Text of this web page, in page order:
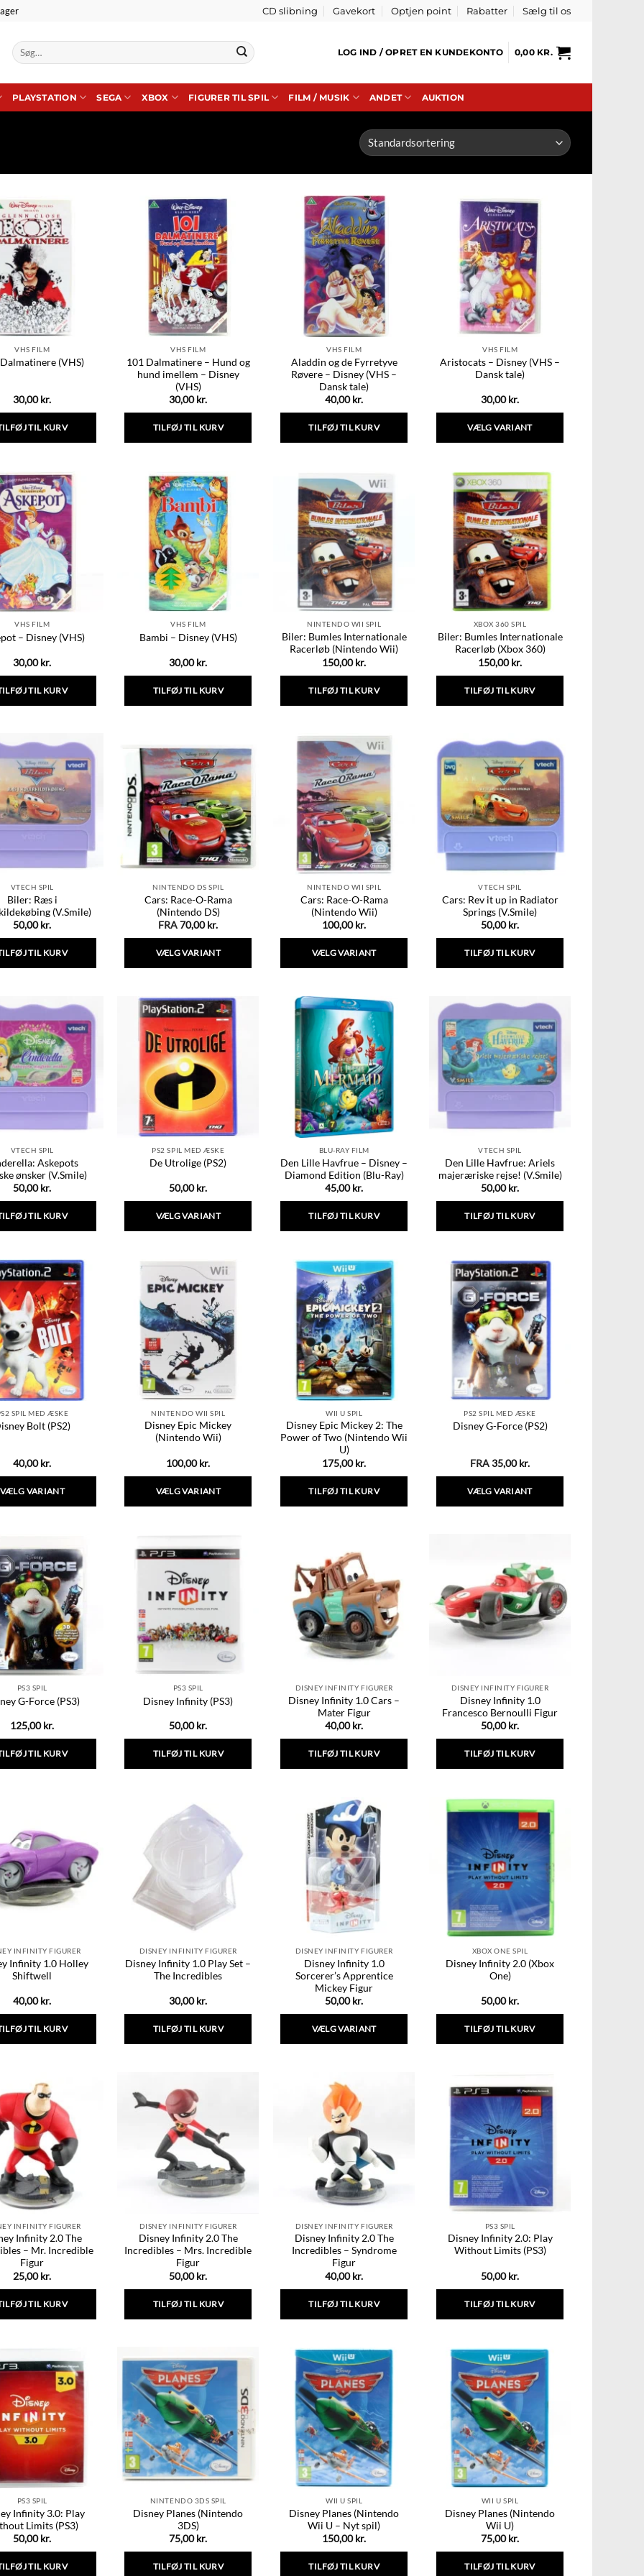
CD slibning Gavekort Optjen point Rabatter Sælg til os
Søg
efter:
LOG IND / OPRET EN KUNDEKONTO 0,00 KR.
PLAYSTATION SEGA XBOX FIGURER TIL SPIL FILM / MUSIK ANDET AUKTION
VHS FILM
(VHS)
30,00kr.
TIL KURV
VHS FILM
101 Dalmatinere – Hund og
hund imellem – Disney
(VHS)
30,00kr.
TILFØJ TIL KURV
VHS FILM
Aladdin og de Fyrretyve
Røvere – Disney (VHS –
Dansk tale)
40,00kr.
TILFØJ TIL KURV
VHS FILM
Aristocats – Disney (VHS –
Dansk tale)
30,00kr.
VÆLG VARIANT
har
flere
varianter.
Mulighederne
kan
vælges
på
varesiden
VHS FILM
– Disney (VHS)
30,00kr.
TIL KURV
VHS FILM
Bambi – Disney (VHS)
30,00kr.
TILFØJ TIL KURV
NINTENDO WII SPIL
Biler: Bumles Internationale
Racerløb (Nintendo Wii)
150,00kr.
TILFØJ TIL KURV
XBOX 360 SPIL
Biler: Bumles Internationale
Racerløb (Xbox 360)
150,00kr.
TILFØJ TIL KURV
VTECH SPIL
Biler: Ræs i
(V.Smile)
50,00kr.
TIL KURV
NINTENDO DS SPIL
Cars: Race-O-Rama
(Nintendo DS)
FRA70,00kr.
VÆLG VARIANT
har
flere
varianter.
Mulighederne
kan
vælges
på
varesiden
NINTENDO WII SPIL
Cars: Race-O-Rama
(Nintendo Wii)
100,00kr.
VÆLG VARIANT
har
flere
varianter.
Mulighederne
kan
vælges
på
varesiden
VTECH SPIL
Cars: Rev it up in Radiator
Springs (V.Smile)
50,00kr.
TILFØJ TIL KURV
VTECH SPIL
Askepots
ønsker (V.Smile)
50,00kr.
TIL KURV
PS2 SPIL MED ÆSKE
De Utrolige (PS2)
50,00kr.
VÆLG VARIANT
har
flere
varianter.
Mulighederne
kan
vælges
på
varesiden
BLU-RAY FILM
Den Lille Havfrue – Disney –
Diamond Edition (Blu-Ray)
45,00kr.
TILFØJ TIL KURV
VTECH SPIL
Den Lille Havfrue: Ariels
majeræriske rejse! (V.Smile)
50,00kr.
TILFØJ TIL KURV
SPIL MED ÆSKE
Bolt (PS2)
40,00kr.
VÆLG VARIANT
flere
varianter.
Mulighederne
kan
vælges
på
varesiden
NINTENDO WII SPIL
Disney Epic Mickey
(Nintendo Wii)
100,00kr.
VÆLG VARIANT
flere
varianter.
Mulighederne
kan
vælges
på
varesiden
WII U SPIL
Disney Epic Mickey 2: The
Power of Two (Nintendo Wii
U)
175,00kr.
TILFØJ TIL KURV
PS2 SPIL MED ÆSKE
Disney G-Force (PS2)
FRA35,00kr.
VÆLG VARIANT
varianter.
Mulighederne
kan
vælges
på
PS3 SPIL
G-Force (PS3)
125,00kr.
TIL KURV
PS3 SPIL
Disney Infinity (PS3)
50,00kr.
TILFØJ TIL KURV
DISNEY INFINITY FIGURER
Disney Infinity 1.0 Cars –
Mater Figur
40,00kr.
TILFØJ TIL KURV
DISNEY INFINITY FIGURER
Disney Infinity 1.0
Francesco Bernoulli Figur
50,00kr.
TILFØJ TIL KURV
INFINITY FIGURER
Infinity 1.0 Holley
Shiftwell
40,00kr.
TIL KURV
DISNEY INFINITY FIGURER
Disney Infinity 1.0 Play Set –
The Incredibles
30,00kr.
TILFØJ TIL KURV
DISNEY INFINITY FIGURER
Disney Infinity 1.0
Sorcerer’s Apprentice
Mickey Figur
50,00kr.
VÆLG VARIANT
har
flere
varianter.
Mulighederne
kan
vælges
på
varesiden
XBOX ONE SPIL
Disney Infinity 2.0 (Xbox
One)
50,00kr.
TILFØJ TIL KURV
INFINITY FIGURER
Infinity 2.0 The
– Mr. Incredible
Figur
25,00kr.
TIL KURV
DISNEY INFINITY FIGURER
Disney Infinity 2.0 The
Incredibles – Mrs. Incredible
Figur
50,00kr.
TILFØJ TIL KURV
DISNEY INFINITY FIGURER
Disney Infinity 2.0 The
Incredibles – Syndrome
Figur
40,00kr.
TILFØJ TIL KURV
PS3 SPIL
Disney Infinity 2.0: Play
Without Limits (PS3)
50,00kr.
TILFØJ TIL KURV
PS3 SPIL
Infinity 3.0: Play
Limits (PS3)
50,00kr.
TIL KURV
NINTENDO 3DS SPIL
Disney Planes (Nintendo
3DS)
75,00kr.
TILFØJ TIL KURV
WII U SPIL
Disney Planes (Nintendo
Wii U – Nyt spil)
150,00kr.
TILFØJ TIL KURV
WII U SPIL
Disney Planes (Nintendo
Wii U)
75,00kr.
TILFØJ TIL KURV